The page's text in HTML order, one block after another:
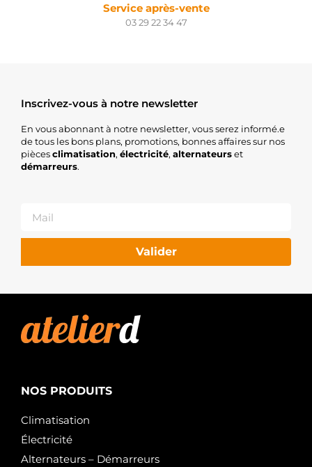
Service après-vente
03 29 22 34 47
Inscrivez-vous à notre newsletter
En vous abonnant à notre newsletter, vous serez informé.e
de tous les bons plans, promotions, bonnes affaires sur nos
piècesclimatisation, électricité, alternateurset
démarreurs.
Valider
NOS PRODUITS
Climatisation
Électricité
Alternateurs – Démarreurs